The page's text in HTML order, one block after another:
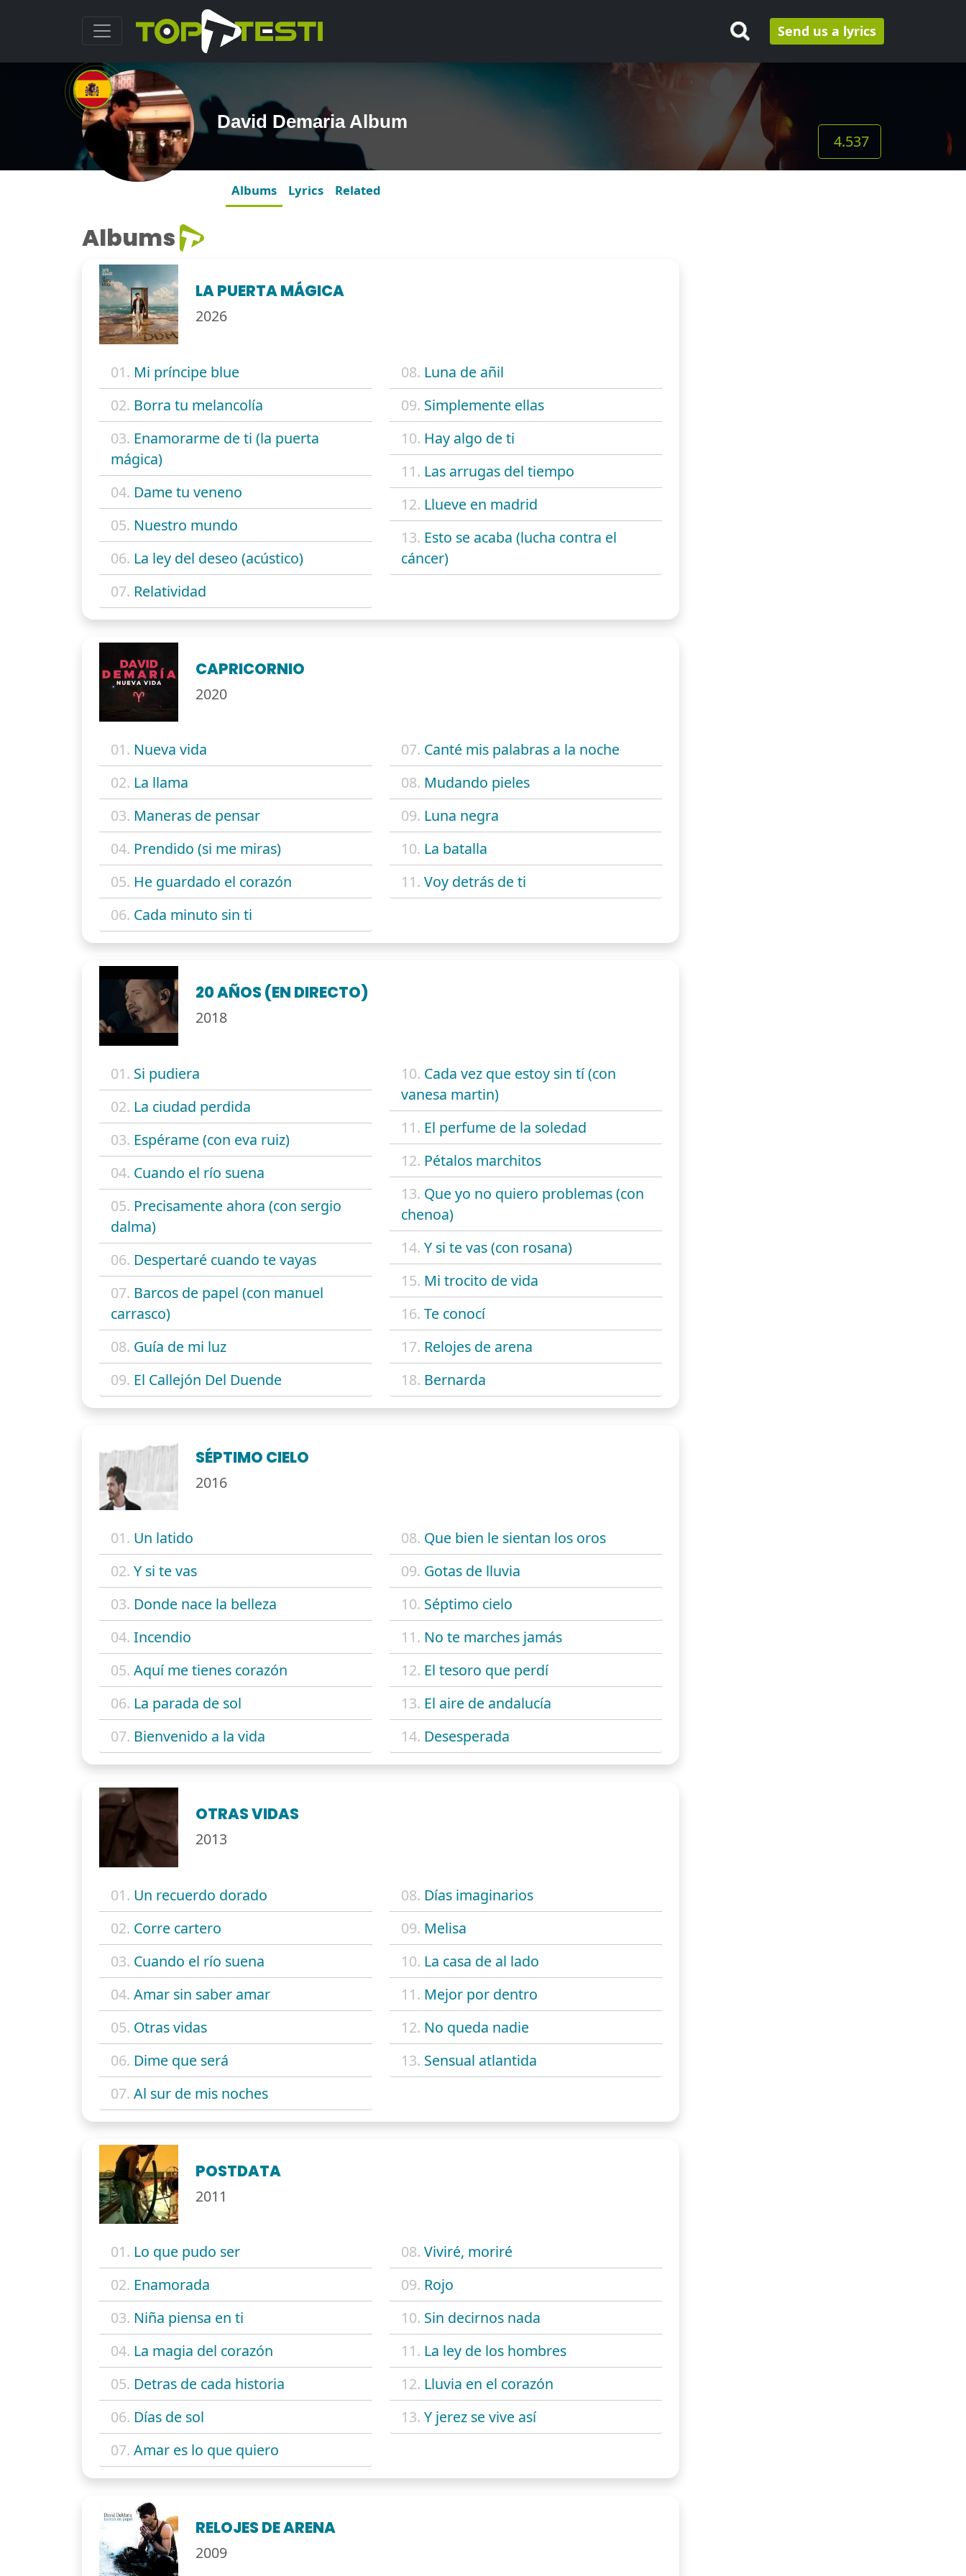
Send us a lyrics
David Demaria Album
4.537
Albums Lyrics Related
Albums
LA PUERTA MÁGICA
2026
01. Mi príncipe blue
02. Borra tu melancolía
03. Enamorarme de ti (la puerta
mágica)
04. Dame tu veneno
05. Nuestro mundo
06. La ley del deseo (acústico)
07. Relatividad
08. Luna de añil
09. Simplemente ellas
10. Hay algo de ti
11. Las arrugas del tiempo
12. Llueve en madrid
13. Esto se acaba (lucha contra el
cáncer)
CAPRICORNIO
2020
01. Nueva vida
02. La llama
03. Maneras de pensar
04. Prendido (si me miras)
05. He guardado el corazón
06. Cada minuto sin ti
07. Canté mis palabras a la noche
08. Mudando pieles
09. Luna negra
10. La batalla
11. Voy detrás de ti
20 AÑOS (EN DIRECTO)
2018
01. Si pudiera
02. La ciudad perdida
03. Espérame (con eva ruiz)
04. Cuando el río suena
05. Precisamente ahora (con sergio
dalma)
06. Despertaré cuando te vayas
07. Barcos de papel (con manuel
carrasco)
08. Guía de mi luz
09. El Callejón Del Duende
10. Cada vez que estoy sin tí (con
vanesa martin)
11. El perfume de la soledad
12. Pétalos marchitos
13. Que yo no quiero problemas (con
chenoa)
14. Y si te vas (con rosana)
15. Mi trocito de vida
16. Te conocí
17. Relojes de arena
18. Bernarda
SÉPTIMO CIELO
2016
01. Un latido
02. Y si te vas
03. Donde nace la belleza
04. Incendio
05. Aquí me tienes corazón
06. La parada de sol
07. Bienvenido a la vida
08. Que bien le sientan los oros
09. Gotas de lluvia
10. Séptimo cielo
11. No te marches jamás
12. El tesoro que perdí
13. El aire de andalucía
14. Desesperada
OTRAS VIDAS
2013
01. Un recuerdo dorado
02. Corre cartero
03. Cuando el río suena
04. Amar sin saber amar
05. Otras vidas
06. Dime que será
07. Al sur de mis noches
08. Días imaginarios
09. Melisa
10. La casa de al lado
11. Mejor por dentro
12. No queda nadie
13. Sensual atlantida
POSTDATA
2011
01. Lo que pudo ser
02. Enamorada
03. Niña piensa en ti
04. La magia del corazón
05. Detras de cada historia
06. Días de sol
07. Amar es lo que quiero
08. Viviré, moriré
09. Rojo
10. Sin decirnos nada
11. La ley de los hombres
12. Lluvia en el corazón
13. Y jerez se vive así
RELOJES DE ARENA
2009